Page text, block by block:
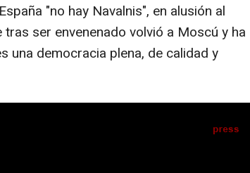
"no hay Navalnis", en alusión al
ser envenenado volvió a Moscú y ha
una democracia plena, de calidad y
Abrir opciones para compartir